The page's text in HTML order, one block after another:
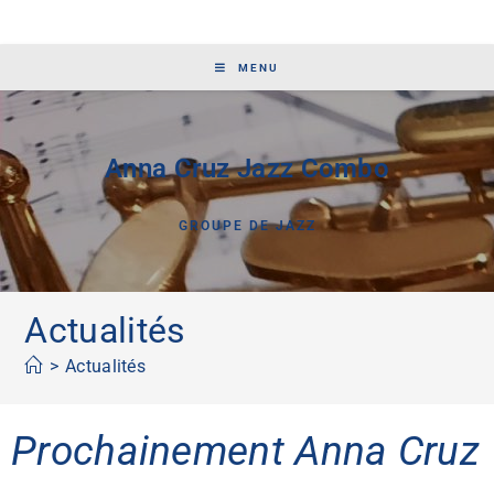
MENU
Anna Cruz Jazz Combo
GROUPE DE JAZZ
Actualités
> Actualités
Prochainement Anna Cruz